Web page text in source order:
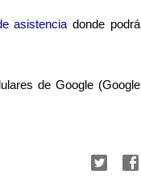
asistenciadonde podrá
de Google (Google